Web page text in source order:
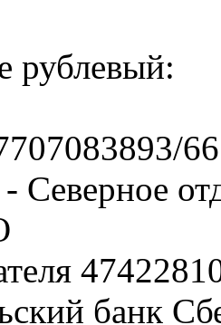
рублевый:
Северное
банк